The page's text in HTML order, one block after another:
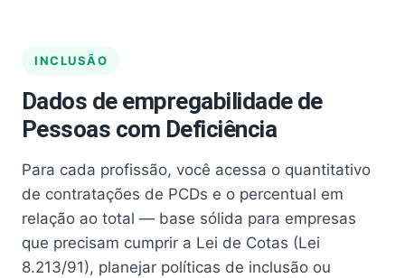
INCLUSÃO
Dados de empregabilidade de
Pessoas com Deficiência
Para cada profissão, você acessa o quantitativo
de contratações de PCDs e o percentual em
relação ao total — base sólida para empresas
que precisam cumprir a Lei de Cotas (Lei
8.213/91), planejar políticas de inclusão ou